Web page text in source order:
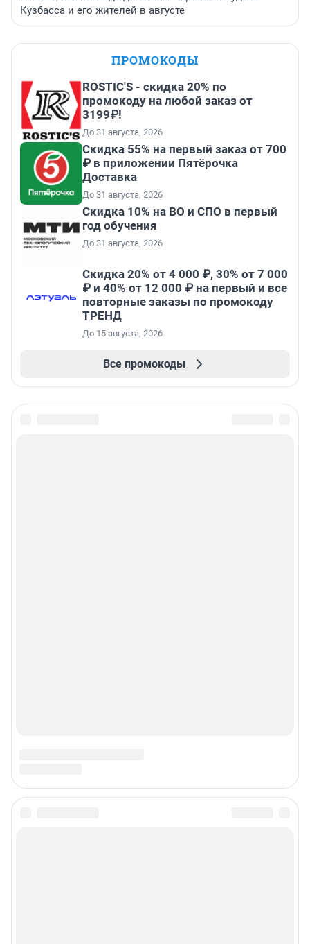
Кузбасса и его жителей в августе
ПРОМОКОДЫ
ROSTIC'S - скидка 20% по
промокоду на любой заказ от
3199₽!
До 31 августа, 2026
Скидка 55% на первый заказ от 700
₽ в приложении Пятёрочка
Доставка
До 31 августа, 2026
Скидка 10% на ВО и СПО в первый
год обучения
До 31 августа, 2026
Скидка 20% от 4 000 ₽, 30% от 7 000
₽ и 40% от 12 000 ₽ на первый и все
повторные заказы по промокоду
ТРЕНД
До 15 августа, 2026
Все промокоды